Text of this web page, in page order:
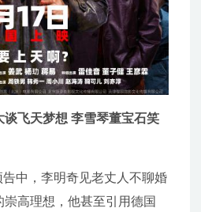
谈飞天梦想 李雪琴董宝石笑
告中，李明奇见老丈人不聊婚
高理想，他甚至引用德国